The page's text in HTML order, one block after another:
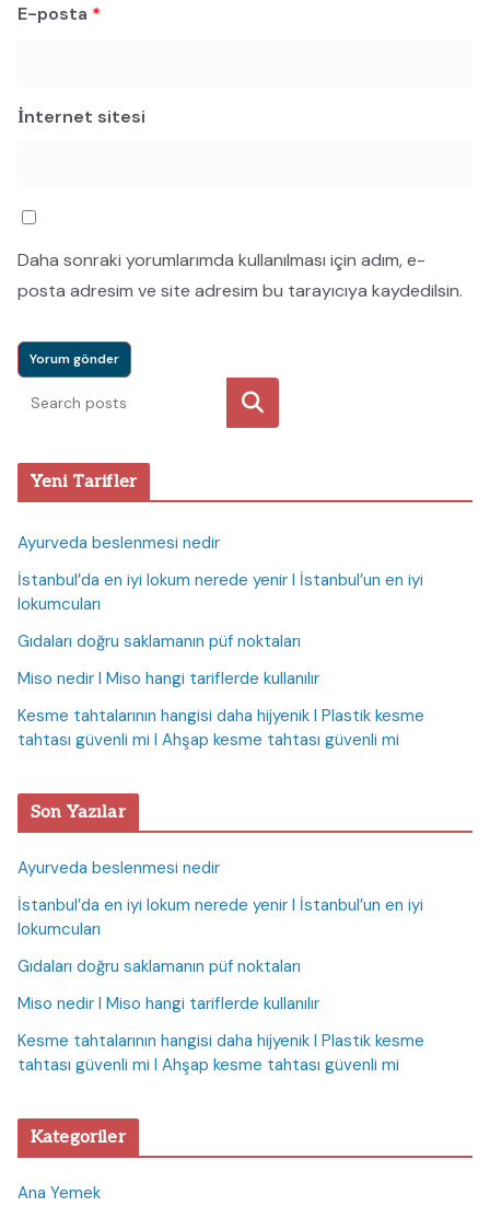
E-posta *
İnternet sitesi
Daha sonraki yorumlarımda kullanılması için adım, e-
posta adresim ve site adresim bu tarayıcıya kaydedilsin.
Ara
Yeni Tarifler
Ayurveda beslenmesi nedir
İstanbul’da en iyi lokum nerede yenir I İstanbul’un en iyi
lokumcuları
Gıdaları doğru saklamanın püf noktaları
Miso nedir I Miso hangi tariflerde kullanılır
Kesme tahtalarının hangisi daha hijyenik I Plastik kesme
tahtası güvenli mi I Ahşap kesme tahtası güvenli mi
Son Yazılar
Ayurveda beslenmesi nedir
İstanbul’da en iyi lokum nerede yenir I İstanbul’un en iyi
lokumcuları
Gıdaları doğru saklamanın püf noktaları
Miso nedir I Miso hangi tariflerde kullanılır
Kesme tahtalarının hangisi daha hijyenik I Plastik kesme
tahtası güvenli mi I Ahşap kesme tahtası güvenli mi
Kategoriler
Ana Yemek